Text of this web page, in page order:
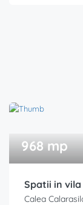
968 mp
Spatii in
Calea